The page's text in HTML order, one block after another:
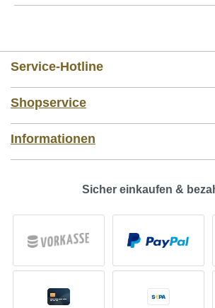
Service-Hotline
Shopservice
Informationen
Sicher einkaufen &